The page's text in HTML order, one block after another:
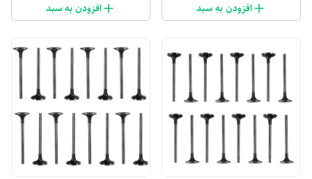
افزودن به سبد افزودن به سبد